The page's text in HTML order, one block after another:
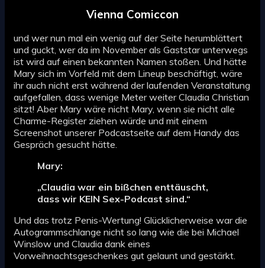
Vienna Comiccon
und wer nun mal ein wenig auf der Seite herumblättert
und guckt, wer da im November als Gaststar unterwegs
ist wird auf einen bekannten Namen stoßen. Und hätte
Mary sich im Vorfeld mit dem Lineup beschäftigt, wäre
ihr auch nicht erst während der laufenden Veranstaltung
aufgefallen, dass wenige Meter weiter Claudia Christian
sitzt! Aber Mary wäre nicht Mary, wenn sie nicht alle
Charme-Register ziehen würde und mit einem
Screenshot unserer Podcastseite auf dem Handy das
Gespräch gesucht hätte.
Mary:
„Claudia war ein bißchen enttäuscht,
dass wir KEIN Sex-Podcast sind.“
Und das trotz Penis-Wertung! Glücklicherweise war die
Autogrammschlange nicht so lang wie die bei Michael
Winslow und Claudia dank eines
Vorweihnachtsgeschenkes gut gelaunt und gestärkt.